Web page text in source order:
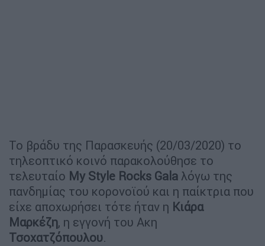
Το βράδυ της Παρασκευής (20/03/2020) το
τηλεοπτικό κοινό παρακολούθησε το
τελευταίο My Style Rocks Gala λόγω της
πανδημίας του κορονοϊού και η παίκτρια που
είχε αποχωρήσει τότε ήταν η Κιάρα
Μαρκέζη, η εγγονή του Ακη
Τσοχατζόπουλου.